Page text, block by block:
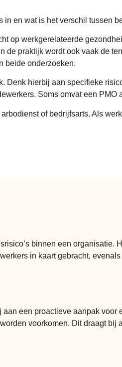
in en wat is het verschil tussen
op werkgerelateerde
praktijk wordt ook vaak de
beide onderzoeken.
Denk hierbij aan specifieke
Soms omvat een
of bedrijfsarts. Als
binnen een organisatie.
in kaart gebracht,
een proactieve aanpak
voorkomen. Dit draagt bij